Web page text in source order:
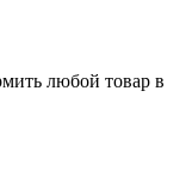
любой товар в